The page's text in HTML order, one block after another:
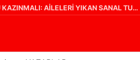
SANAL BAHİSİN KÖKÜ KAZINMALI: AİLELERİ YIKAN SANAL TUZAK!